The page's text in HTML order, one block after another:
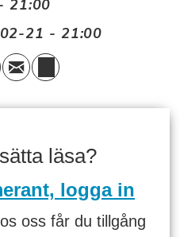
21:00
02-21 - 21:00
läsa?
logga in
oss får du tillgång